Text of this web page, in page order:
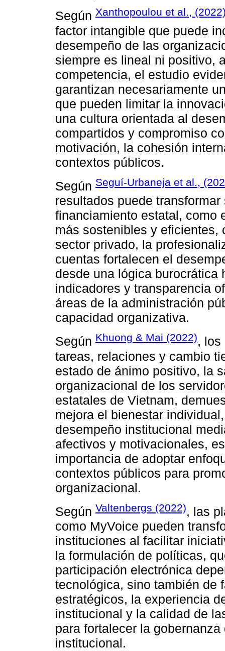
Según Xanthopoulou et al.,
factor intangible que puede
desempeño de las
siempre es lineal ni positivo,
competencia, el estudio
garantizan necesariamente
que pueden limitar la
una cultura orientada al
compartidos y compromiso
motivación, la cohesión
contextos públicos.
Según Seguí-Urbaneja et al.,
resultados puede
financiamiento estatal, como
más sostenibles y eficientes,
sector privado, la
cuentas fortalecen el
desde una lógica burocrática
indicadores y transparencia
áreas de la administración
capacidad organizativa.
Según Khuong & Mai (2022), los
tareas, relaciones y cambio
estado de ánimo positivo, la
organizacional de los
estatales de Vietnam,
mejora el bienestar
desempeño institucional
afectivos y motivacionales,
importancia de adoptar
contextos públicos para
organizacional.
Según Valtenbergs (2022), las
como MyVoice pueden
instituciones al facilitar
la formulación de políticas,
participación electrónica
tecnológica, sino también de
estratégicos, la experiencia
institucional y la calidad de
para fortalecer la
institucional.